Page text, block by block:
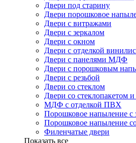
Двери под старину
Двери порошковое
Двери с витражами
Двери с зеркалом
Двери с окном
Двери с отделкой
Двери с панелями МДФ
Двери с порошковым
Двери с резьбой
Двери со стеклом
Двери со стеклопакетом и
МДФ с отделкой ПВХ
Порошковое напыление с
Порошковое напыление
Филенчатые двери
Показать все